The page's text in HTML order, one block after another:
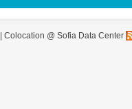
Colocation @ Sofia Data Center